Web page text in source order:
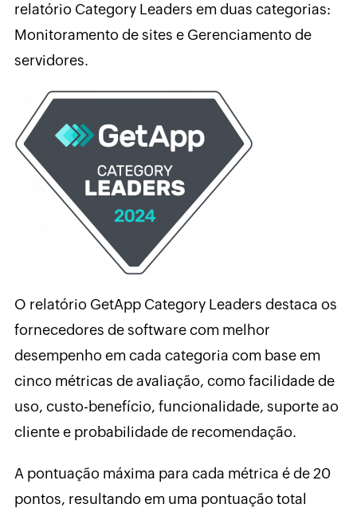
relatório Category Leaders em duas categorias:
Monitoramento de sites e Gerenciamento de
servidores.
O relatório GetApp Category Leaders destaca os
fornecedores de software com melhor
desempenho em cada categoria com base em
cinco métricas de avaliação, como facilidade de
uso, custo-benefício, funcionalidade, suporte ao
cliente e probabilidade de recomendação.
A pontuação máxima para cada métrica é de 20
pontos, resultando em uma pontuação total